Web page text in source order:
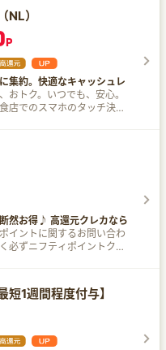
4台同時視聴可能！ 最新
信 貸出中の心配なし！レン
て配信する作品も！過去の
かしのドラマも豊富！もう
定版
ない作品が盛りだくさん！
るならU-
も多数配信。過去の名作や
ることも可能です。
NL）
P
集約。快適なキャッシュレ
おトク。いつでも、安心。
店でのスマホのタッチ決済
ダードカード。 【三井住友
ト 期間：2026年7月23日
済1回で5,000円分のVポイ
ント ２．新規入会&5万円以
上利用で最大6,000円分のV
レゼント └5万円以上利用で
上利用で3,000円分
定 新規入会
円相当プレゼント ▼内訳
タッチ決済1回で5,000円分
プレゼント b)新規入会&5
万円以上利用で最大6,000
然お得♪ 高還元クレカなら
イントに関するお問い合わ
必ずニフティポイントクラ
、ご注意ください。 dカ
＆対象の公共料金などすべ
ポイントプレゼント！ ※d
定) 家族カードの1枚目は年
で家族のドコモ利用料金も
短1週間程度付与】